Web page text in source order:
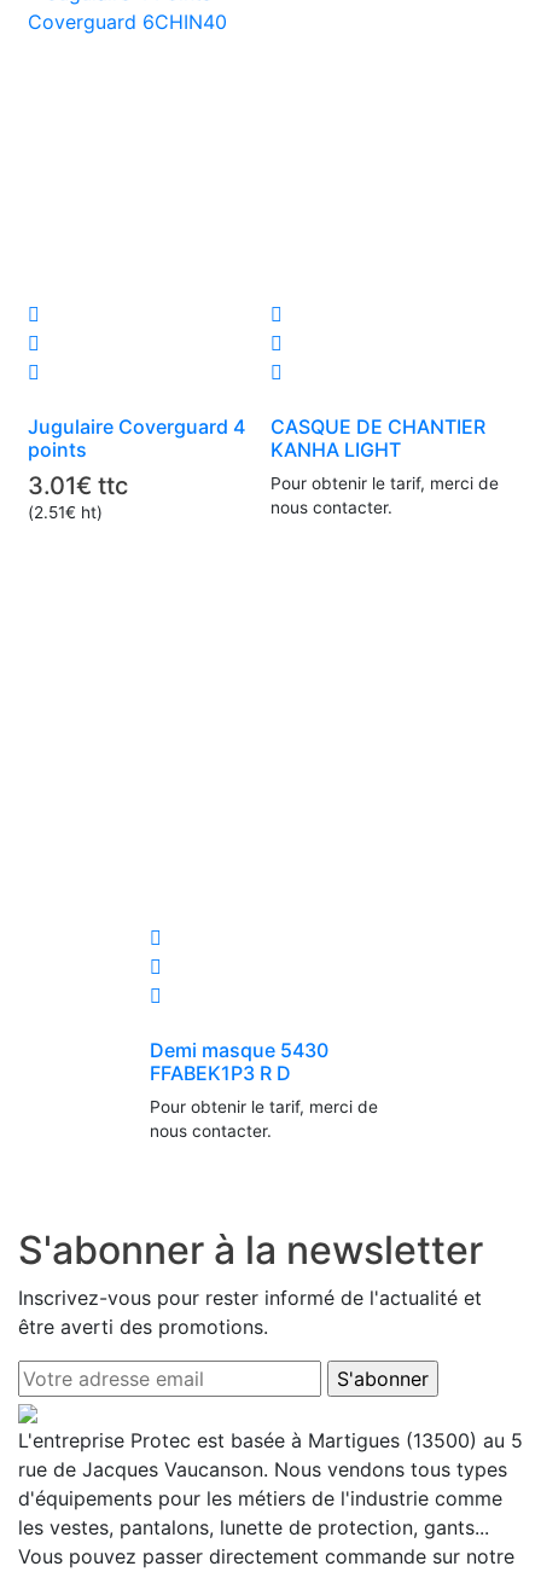
Ce
produit
a
variations.
Les
options
peuvent
Jugulaire Coverguard 4
points
3.01€ ttc
(2.51€ ht)
CASQUE DE CHANTIER
KANHA LIGHT
Pour obtenir le tarif, merci de
nous contacter.
Demi masque 5430
FFABEK1P3 R D
Pour obtenir le tarif, merci de
nous contacter.
S'abonner à la newsletter
Inscrivez-vous pour rester informé de l'actualité et
être averti des promotions.
L'entreprise Protec est basée à Martigues (13500) au 5
rue de Jacques Vaucanson. Nous vendons tous types
d'équipements pour les métiers de l'industrie comme
les vestes, pantalons, lunette de protection, gants...
Vous pouvez passer directement commande sur notre